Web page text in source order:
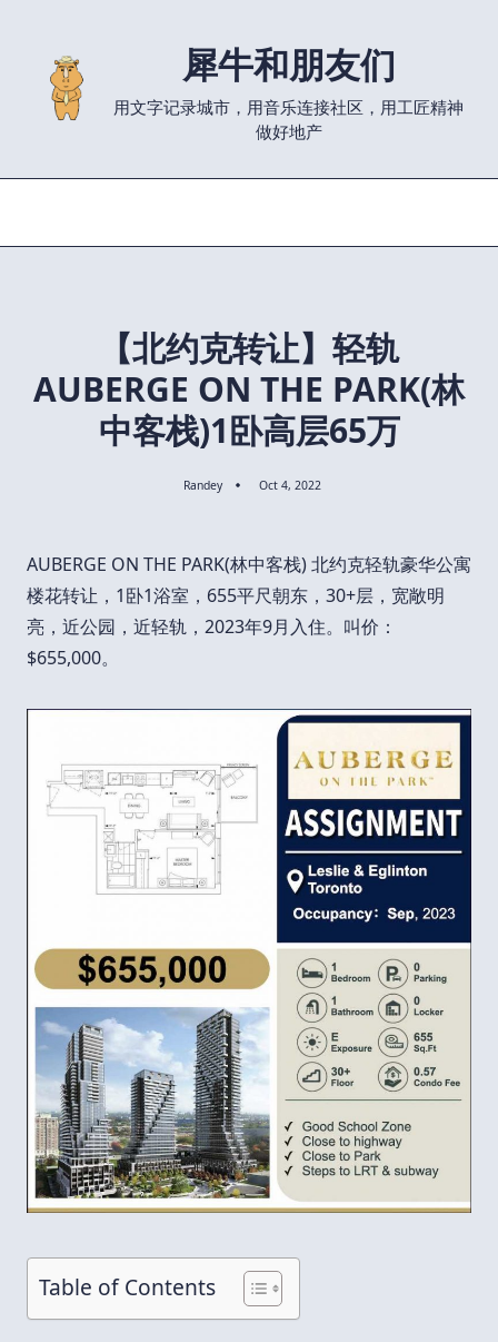
content
犀牛和朋友们
用文字记录城市，用音乐连接社区，用工匠精神
做好地产
【北约克转让】轻轨
AUBERGE ON THE PARK(林
中客栈)1卧高层65万
Randey Oct 4, 2022
AUBERGE ON THE PARK(林中客栈) 北约克轻轨豪华公寓
楼花转让，1卧1浴室，655平尺朝东，30+层，宽敞明
亮，近公园，近轻轨，2023年9月入住。叫价：
$655,000。
Table of Contents